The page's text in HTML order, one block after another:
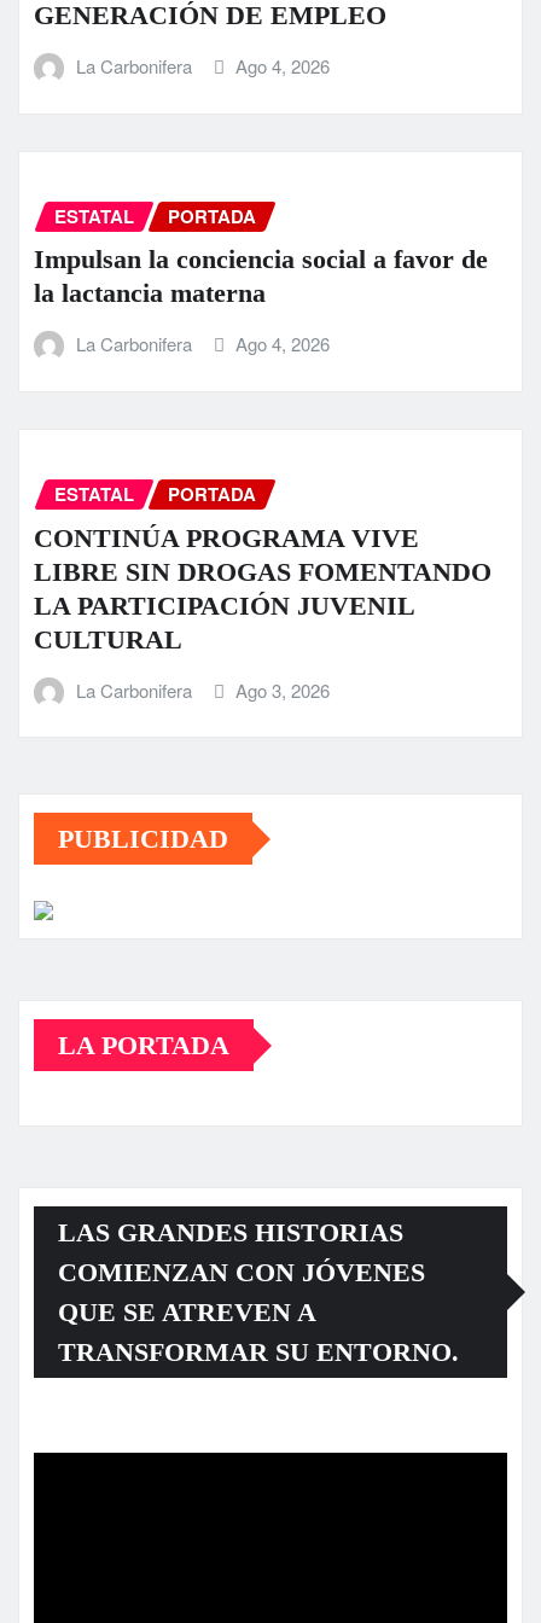
GENERACIÓN DE EMPLEO
La Carbonifera Ago 4, 2026
ESTATAL PORTADA
Impulsan la conciencia social a favor de
la lactancia materna
La Carbonifera Ago 4, 2026
ESTATAL PORTADA
CONTINÚA PROGRAMA VIVE
LIBRE SIN DROGAS FOMENTANDO
LA PARTICIPACIÓN JUVENIL
CULTURAL
La Carbonifera Ago 3, 2026
PUBLICIDAD
LA PORTADA
LAS GRANDES HISTORIAS
COMIENZAN CON JÓVENES
QUE SE ATREVEN A
TRANSFORMAR SU ENTORNO.